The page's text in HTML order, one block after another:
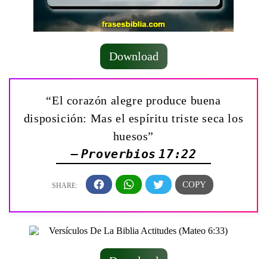
Download
“El corazón alegre produce buena
disposición: Mas el espíritu triste seca los
huesos”
— Proverbios 17:22